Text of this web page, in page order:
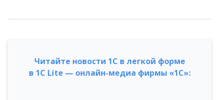
Читайте новости 1С в легкой форме
в 1С Lite — онлайн-медиа фирмы «1С»: